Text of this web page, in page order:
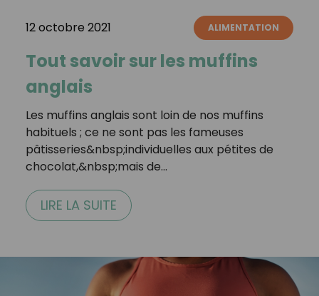
12 octobre 2021 ALIMENTATION
Tout savoir sur les muffins
anglais
Les muffins anglais sont loin de nos muffins
habituels ; ce ne sont pas les fameuses
pâtisseries&nbsp;individuelles aux pétites de
chocolat,&nbsp;mais de…
LIRE LA SUITE